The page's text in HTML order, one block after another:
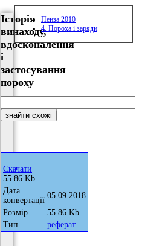
Історія
винаходу,
вдосконалення
і
застосування
пороху
Скачати
55.86 Kb.
Дата
конвертації
05.09.2018
Розмір
55.86 Kb.
Тип
реферат
Пенза 2010
4. Пороха і заряди